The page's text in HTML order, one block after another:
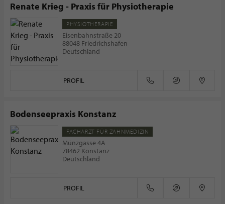
Renate Krieg - Praxis für Physiotherapie
PHYSIOTHERAPIE
Eisenbahnstraße 20
88048 Friedrichshafen
Deutschland
PROFIL
Bodenseepraxis Konstanz
FACHARZT FÜR ZAHNMEDIZIN
Münzgasse 4A
78462 Konstanz
Deutschland
PROFIL